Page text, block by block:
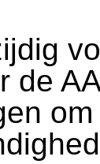
de